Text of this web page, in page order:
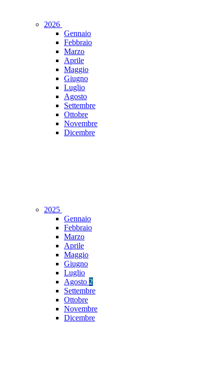
2026
Gennaio
Febbraio
Marzo
Aprile
Maggio
Giugno
Luglio
Agosto
Settembre
Ottobre
Novembre
Dicembre
2025
Gennaio
Febbraio
Marzo
Aprile
Maggio
Giugno
Luglio
Agosto 2
Settembre
Ottobre
Novembre
Dicembre